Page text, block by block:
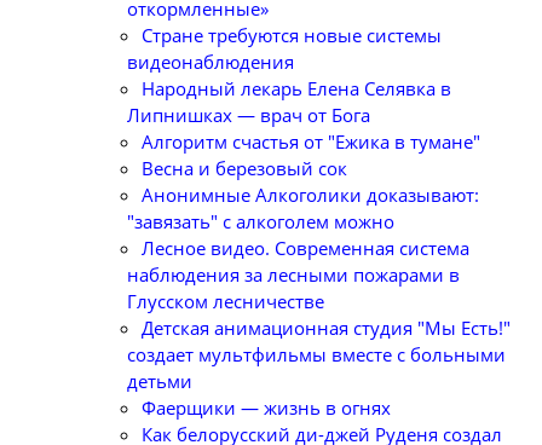
откормленные»
Стране требуются новые системы
видеонаблюдения
Народный лекарь Елена Селявка в
Липнишках — врач от Бога
Алгоритм счастья от "Ежика в тумане"
Весна и березовый сок
Анонимные Алкоголики доказывают:
"завязать" с алкоголем можно
Лесное видео. Современная система
наблюдения за лесными пожарами в
Глусском лесничестве
Детская анимационная студия "Мы Есть!"
создает мультфильмы вместе с больными
детьми
Фаерщики — жизнь в огнях
Как белорусский ди-джей Руденя создал